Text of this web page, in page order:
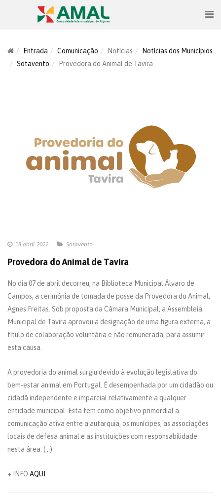
Entrada Comunicação Notícias
Notícias dos Municípios
Sotavento
Provedora do Animal de Tavira
18 abril 2022 Sotavento
Provedora do Animal de Tavira
No dia 07 de abril decorreu, na Biblioteca Municipal Álvaro de
Campos, a cerimónia de tomada de posse da Provedora do Animal,
Agnes Freitas. Sob proposta da Câmara Municipal, a Assembleia
Municipal de Tavira aprovou a designação de uma figura externa, a
título de colaboração voluntária e não remunerada, para assumir
esta causa.
A provedoria do animal surgiu devido à evolução legislativa do
bem-estar animal em Portugal. É desempenhada por um cidadão ou
cidadã independente e imparcial relativamente a qualquer
entidade municipal. Esta tem como objetivo primordial a
comunicação ativa entre a autarquia, os munícipes, as associações
locais de defesa animal e as instituições com responsabilidade
nesta área. (…)
+ INFO AQUI